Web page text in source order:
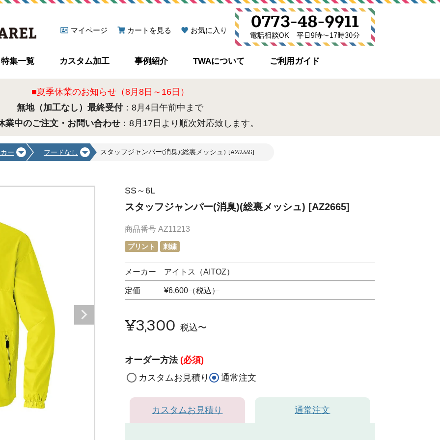
マイページ カートを見る お気に入り
特集一覧 カスタム加工 事例紹介 TWAについて ご利用ガイド
■夏季休業のお知らせ（8月8日～16日）
無地（加工なし）最終受付：8月4日午前中まで
業中のご注文・お問い合わせ ：8月17日より順次対応致します。
ー フードなし スタッフジャンパー(消臭)(総裏メッシュ) [AZ2665]
SS～6L
スタッフジャンパー(消臭)(総裏メッシュ) [AZ2665]
商品番号 AZ11213
プリント 刺繍
メーカー アイトス（AITOZ）
定価 ¥6,600（税込）
¥3,300 税込〜
オーダー方法 (必須)
カスタムお見積り
通常注文
カスタムお見積り 通常注文